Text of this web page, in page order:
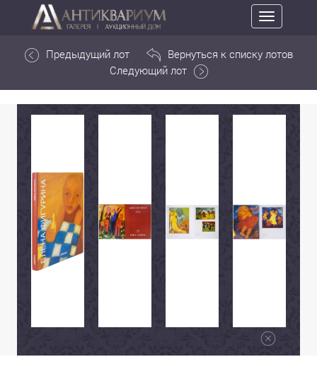
Toggle
navigation
Предыдущий лот
Вернуться к списку лотов
Следующий лот